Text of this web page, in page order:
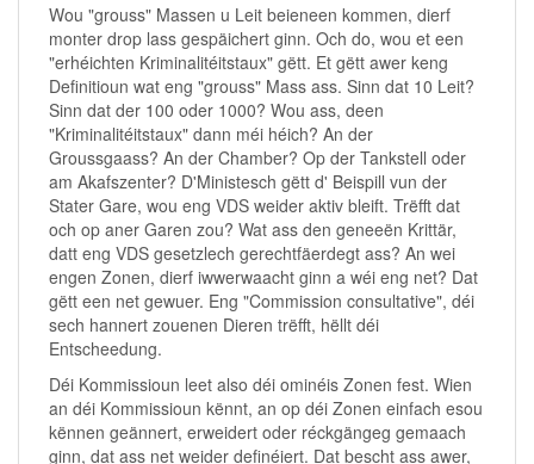
Wou "grouss" Massen u Leit beieneen kommen, dierf
monter drop lass gespäichert ginn. Och do, wou et een
"erhéichten Kriminalitéitstaux" gëtt. Et gëtt awer keng
Definitioun wat eng "grouss" Mass ass. Sinn dat 10 Leit?
Sinn dat der 100 oder 1000? Wou ass, deen
"Kriminalitéitstaux" dann méi héich? An der
Groussgaass? An der Chamber? Op der Tankstell oder
am Akafszenter? D'Ministesch gëtt d' Beispill vun der
Stater Gare, wou eng VDS weider aktiv bleift. Trëfft dat
och op aner Garen zou? Wat ass den geneeën Krittär,
datt eng VDS gesetzlech gerechtfäerdegt ass? An wei
engen Zonen, dierf iwwerwaacht ginn a wéi eng net? Dat
gëtt een net gewuer. Eng "Commission consultative", déi
sech hannert zouenen Dieren trëfft, hëllt déi
Entscheedung.
Déi Kommissioun leet also déi ominéis Zonen fest. Wien
an déi Kommissioun kënnt, an op déi Zonen einfach esou
kënnen geännert, erweidert oder réckgängeg gemaach
ginn, dat ass net weider definéiert. Dat bescht ass awer,